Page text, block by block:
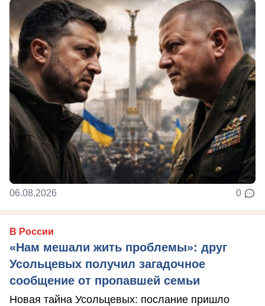
06.08.2026 0
В России
«Нам мешали жить проблемы»: друг
Усольцевых получил загадочное
сообщение от пропавшей семьи
Новая тайна Усольцевых: послание пришло